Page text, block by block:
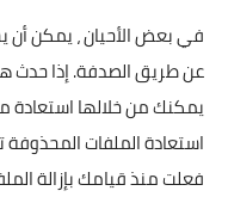
في بعض الأحيان ، يمكن
عن طريق الصدفة. إذا حدث
يمكنك من خلالها
استعادة الملفات
فعلت منذ قيامك بإزالة